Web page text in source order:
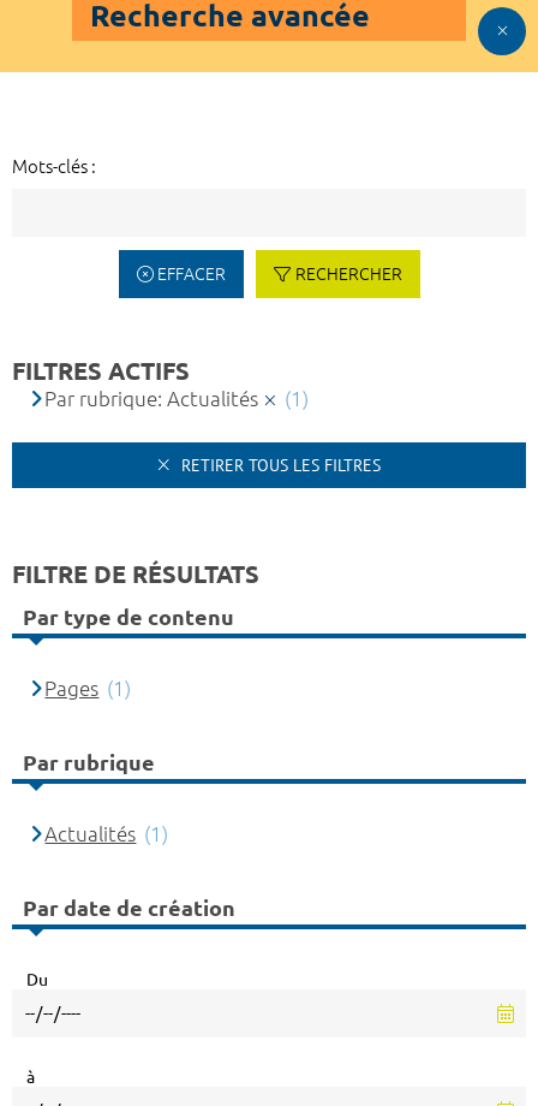
Recherche avancée
Mots-clés :
EFFACER RECHERCHER
FILTRES ACTIFS
Par rubrique: Actualités (1)
RETIRER TOUS LES FILTRES
FILTRE DE RÉSULTATS
Par type de contenu
Pages (1)
Par rubrique
Actualités (1)
Par date de création
Du
à